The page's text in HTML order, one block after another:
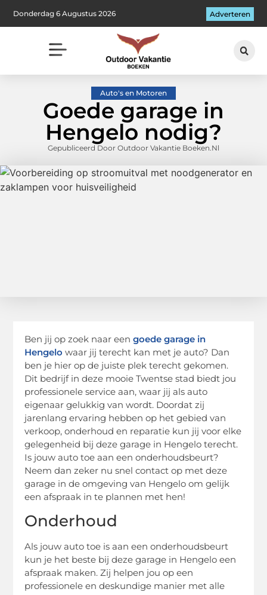
Donderdag 6 Augustus 2026 Adverteren
Auto's en Motoren
Goede garage in
Hengelo nodig?
Gepubliceerd Door Outdoor Vakantie Boeken.nl
Ben jij op zoek naar eengoede garage in
Hengelo waar jij terecht kan met je auto? Dan
ben je hier op de juiste plek terecht gekomen.
Dit bedrijf in deze mooie Twentse stad biedt jou
professionele service aan, waar jij als auto
eigenaar gelukkig van wordt. Doordat zij
jarenlang ervaring hebben op het gebied van
verkoop, onderhoud en reparatie kun jij voor elke
gelegenheid bij deze garage in Hengelo terecht.
Is jouw auto toe aan een onderhoudsbeurt?
Neem dan zeker nu snel contact op met deze
garage in de omgeving van Hengelo om gelijk
een afspraak in te plannen met hen!
Onderhoud
Als jouw auto toe is aan een onderhoudsbeurt
kun je het beste bij deze garage in Hengelo een
afspraak maken. Zij helpen jou op een
professionele en deskundige manier met alle